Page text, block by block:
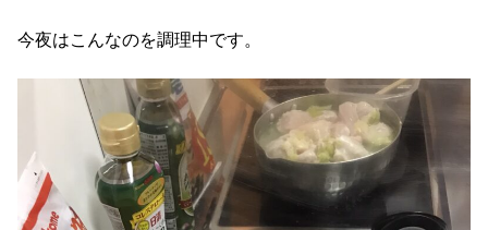
今夜はこんなのを調理中です。